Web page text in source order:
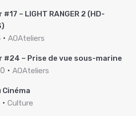
– LIGHT RANGER 2 (HD-
AOAteliers
#24 – Prise de vue sous-marine
AOAteliers
Cinéma
Culture